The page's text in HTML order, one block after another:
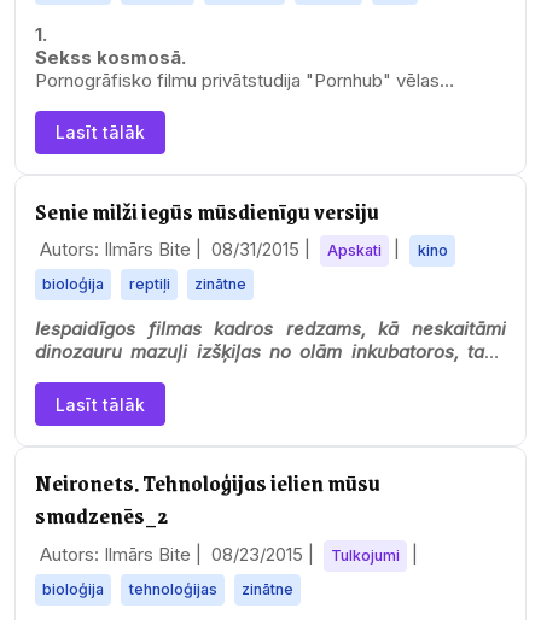
1.
Sekss kosmosā.
Pornogrāfisko filmu privātstudija "Pornhub" vēlas
uzņemtu seksa aktu bezsvara…
Lasīt tālāk
Senie milži iegūs mūsdienīgu versiju
Autors: Ilmārs Bite | 08/31/2015 Apskati
kino
bioloģija
reptiļi zinātne
Iespaidīgos filmas kadros redzams, kā neskaitāmi
dinozauru mazuļi izšķiļas no olām inkubatoros, taču
Lasīt tālāk
Neironets. Tehnoloģijas ielien mūsu
smadzenēs_2
Autors: Ilmārs Bite | 08/23/2015 Tulkojumi
bioloģija tehnoloģijas zinātne